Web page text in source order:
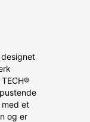
designet
et
og er